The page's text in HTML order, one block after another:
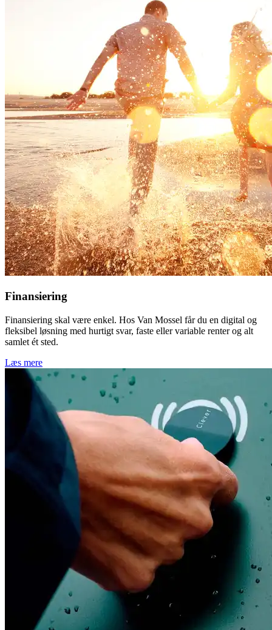
Finansiering
Finansiering skal være enkel. Hos Van Mossel får du en digital og
fleksibel løsning med hurtigt svar, faste eller variable renter og alt
samlet ét sted.
Læs mere